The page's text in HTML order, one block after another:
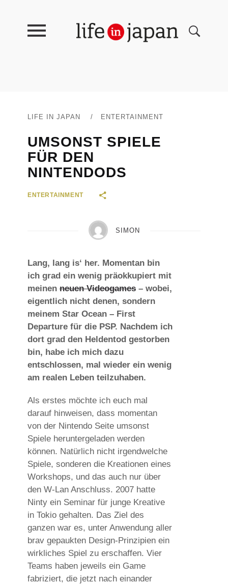
LIFE IN JAPAN / ENTERTAINMENT
UMSONST SPIELE
FÜR DEN
NINTENDODS
ENTERTAINMENT
SIMON
Lang, lang is‘ her. Momentan bin
ich grad ein wenig präokkupiert mit
meinen neuen Videogames – wobei,
eigentlich nicht denen, sondern
meinem Star Ocean – First
Departure für die PSP. Nachdem ich
dort grad den Heldentod gestorben
bin, habe ich mich dazu
entschlossen, mal wieder ein wenig
am realen Leben teilzuhaben.
Als erstes möchte ich euch mal
darauf hinweisen, dass momentan
von der Nintendo Seite umsonst
Spiele heruntergeladen werden
können. Natürlich nicht irgendwelche
Spiele, sonderen die Kreationen eines
Workshops, und das auch nur über
den W-Lan Anschluss. 2007 hatte
Ninty ein Seminar für junge Kreative
in Tokio gehalten. Das Ziel des
ganzen war es, unter Anwendung aller
brav gepaukten Design-Prinzipien ein
wirkliches Spiel zu erschaffen. Vier
Teams haben jeweils ein Game
fabriziert, die jetzt nach einander